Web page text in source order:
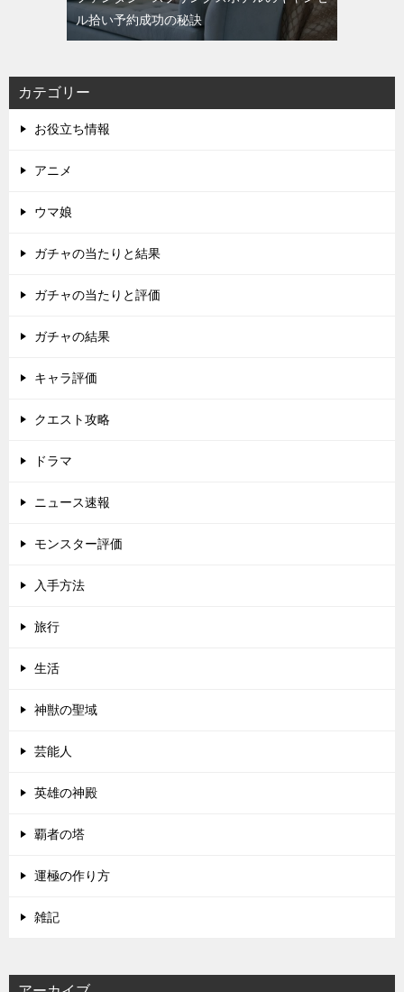
ル拾い予約成功の秘訣
カテゴリー
お役立ち情報
アニメ
ウマ娘
ガチャの当たりと結果
ガチャの当たりと評価
ガチャの結果
キャラ評価
クエスト攻略
ドラマ
ニュース速報
モンスター評価
入手方法
旅行
生活
神獣の聖域
芸能人
英雄の神殿
覇者の塔
運極の作り方
雑記